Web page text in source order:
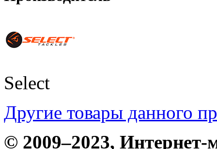
Select
Другие товары данного
© 2009–2023,